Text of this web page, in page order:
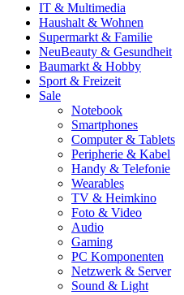
IT & Multimedia
Haushalt & Wohnen
Supermarkt & Familie
NeuBeauty & Gesundheit
Baumarkt & Hobby
Sport & Freizeit
Sale
Notebook
Smartphones
Computer & Tablets
Peripherie & Kabel
Handy & Telefonie
Wearables
TV & Heimkino
Foto & Video
Audio
Gaming
PC Komponenten
Netzwerk & Server
Sound & Light